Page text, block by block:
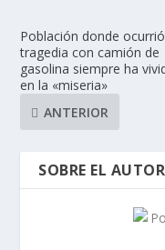
Población donde ocurrió
tragedia con camión de
gasolina siempre ha
en la «miseria»
ANTERIOR
SOBRE EL AUTOR